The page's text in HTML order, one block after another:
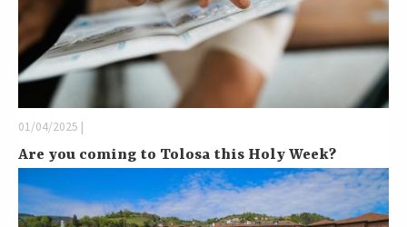
01/04/2025 |
Are you coming to Tolosa this Holy Week?